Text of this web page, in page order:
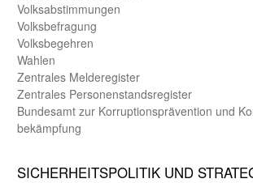
Volks­abstimmungen
Volks­befragung
Volks­begehren
Wahlen
Zentrales Melde­register
Zentrales Personen­stands­register
Bundes­amt zur Korrup­tions­prävention und
bekämpfung
SICHER­HEITS­POLITIK UND